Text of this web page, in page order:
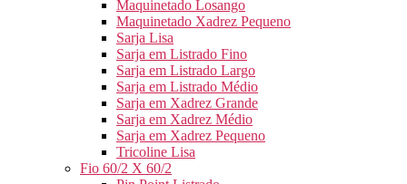
Maquinetado Losango
Maquinetado Xadrez Pequeno
Sarja Lisa
Sarja em Listrado Fino
Sarja em Listrado Largo
Sarja em Listrado Médio
Sarja em Xadrez Grande
Sarja em Xadrez Médio
Sarja em Xadrez Pequeno
Tricoline Lisa
Fio 60/2 X 60/2